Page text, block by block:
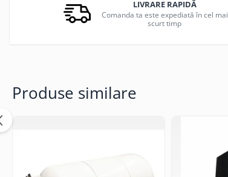
LIVRARE RAPIDĂ
Comanda ta este expediată în cel mai
scurt timp
Produse similare